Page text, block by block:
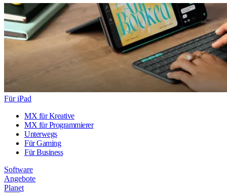
Für iPad
MX für Kreative
MX für Programmierer
Unterwegs
Für Gaming
Für Business
Software
Angebote
Planet